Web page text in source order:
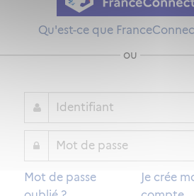
Qu'est-ce que
ou
Mot de passe
Je crée